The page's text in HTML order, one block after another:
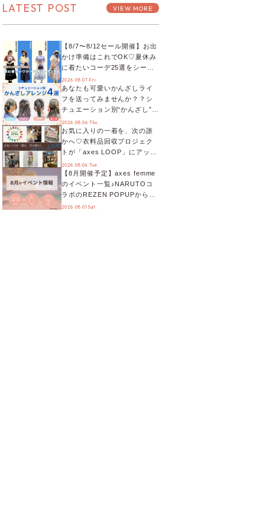
LATEST POST VIEW MORE
【8/7〜8/12セール開催】お出
かけ準備はこれでOK♡夏休み
に着たいコーデ25選をシーン
別に徹底解説！
2026.08.07 Fri.
あなたも可愛いかんざしライ
フを送ってみませんか？？シ
チュエーション別“かんざし”の
オススメ【ショップスタッフ
編集部】
2026.08.06 Thu.
お気に入りの一着を、次の誰
かへ♡衣料品回収プロジェク
トが「axes LOOP」にアップ
デート！活用するとポイント
が手に入る◎
2026.08.04 Tue.
【8月開催予定】axes femme
のイベント一覧♪NARUTOコ
ラボのREZEN POPUPから、
プチYour Stage.、ティーパー
2026.08.01 Sat.